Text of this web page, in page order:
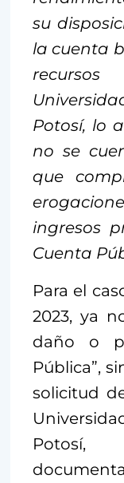
su
la cuenta
Potosí, lo
no se
que
ingresos
Cuenta
Para el
2023, ya
daño o
Pública”,
solicitud